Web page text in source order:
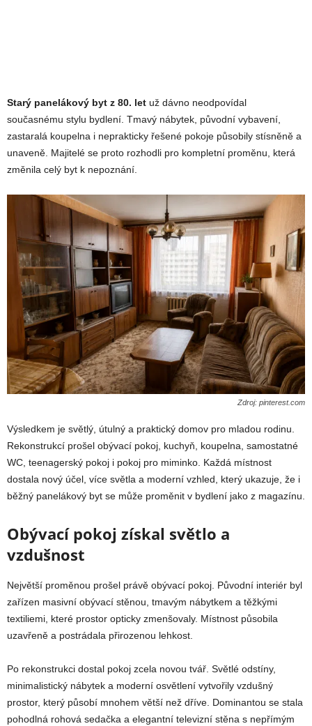
Starý panelákový byt z 80. let už dávno neodpovídal
současnému stylu bydlení. Tmavý nábytek, původní vybavení,
zastaralá koupelna i neprakticky řešené pokoje působily stísněně a
unaveně. Majitelé se proto rozhodli pro kompletní proměnu, která
změnila celý byt k nepoznání.
Zdroj: pinterest.com
Výsledkem je světlý, útulný a praktický domov pro mladou rodinu.
Rekonstrukcí prošel obývací pokoj, kuchyň, koupelna, samostatné
WC, teenagerský pokoj i pokoj pro miminko. Každá místnost
dostala nový účel, více světla a moderní vzhled, který ukazuje, že i
běžný panelákový byt se může proměnit v bydlení jako z magazínu.
Obývací pokoj získal světlo a
vzdušnost
Největší proměnou prošel právě obývací pokoj. Původní interiér byl
zařízen masivní obývací stěnou, tmavým nábytkem a těžkými
textiliemi, které prostor opticky zmenšovaly. Místnost působila
uzavřeně a postrádala přirozenou lehkost.
Po rekonstrukci dostal pokoj zcela novou tvář. Světlé odstíny,
minimalistický nábytek a moderní osvětlení vytvořily vzdušný
prostor, který působí mnohem větší než dříve. Dominantou se stala
pohodlná rohová sedačka a elegantní televizní stěna s nepřímým